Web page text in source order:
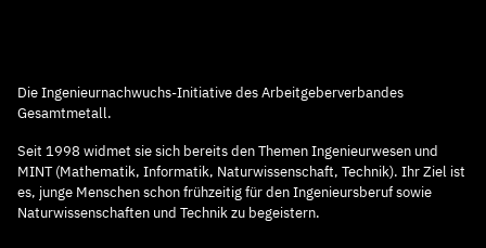
Die Ingenieurnachwuchs-Initiative des Arbeitgeberverbandes
Gesamtmetall.
Seit 1998 widmet sie sich bereits den Themen Ingenieurwesen und
MINT (Mathematik, Informatik, Naturwissenschaft, Technik). Ihr Ziel ist
es, junge Menschen schon frühzeitig für den Ingenieursberuf sowie
Naturwissenschaften und Technik zu begeistern.